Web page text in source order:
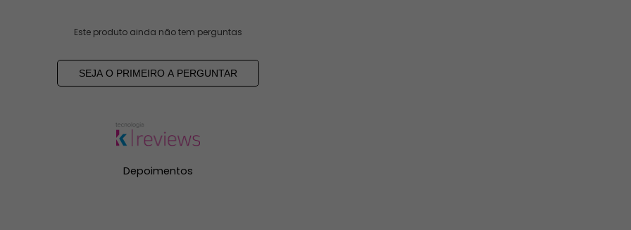
Este produto ainda não tem perguntas
SEJA O PRIMEIRO A PERGUNTAR
Depoimentos